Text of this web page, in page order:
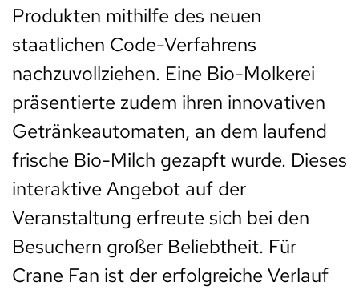
Produkten mithilfe des neuen
staatlichen Code-Verfahrens
nachzuvollziehen. Eine Bio-Molkerei
präsentierte zudem ihren innovativen
Getränkeautomaten, an dem laufend
frische Bio-Milch gezapft wurde. Dieses
interaktive Angebot auf der
Veranstaltung erfreute sich bei den
Besuchern großer Beliebtheit. Für
Crane Fan ist der erfolgreiche Verlauf